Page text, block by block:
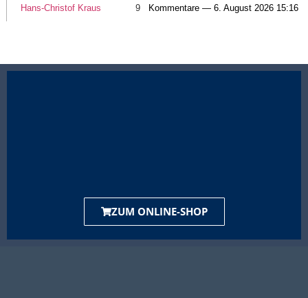
Hans-Christof Kraus 9 Kommentare — 6. August 2026 15:16
ZUM ONLINE-SHOP